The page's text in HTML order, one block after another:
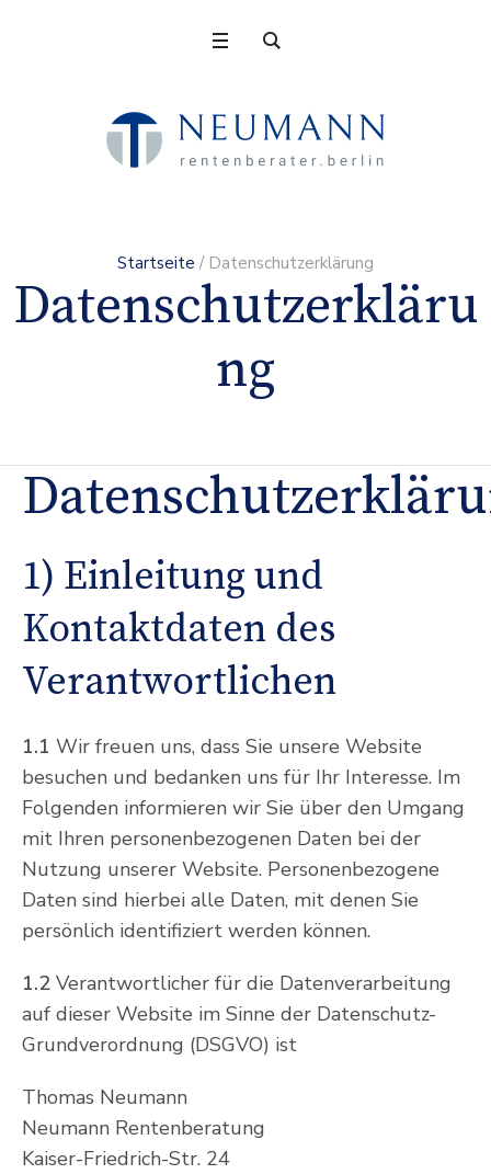
Startseite / Datenschutzerklärung
Datenschutzerkläru
ng
1) Einleitung und
Kontaktdaten des
Verantwortlichen
1.1 Wir freuen uns, dass Sie unsere Website
besuchen und bedanken uns für Ihr Interesse. Im
Folgenden informieren wir Sie über den Umgang
mit Ihren personenbezogenen Daten bei der
Nutzung unserer Website. Personenbezogene
Daten sind hierbei alle Daten, mit denen Sie
persönlich identifiziert werden können.
1.2Verantwortlicher für die Datenverarbeitung
auf dieser Website im Sinne der Datenschutz-
Grundverordnung (DSGVO) ist
Thomas Neumann
Neumann Rentenberatung
Kaiser-Friedrich-Str. 24